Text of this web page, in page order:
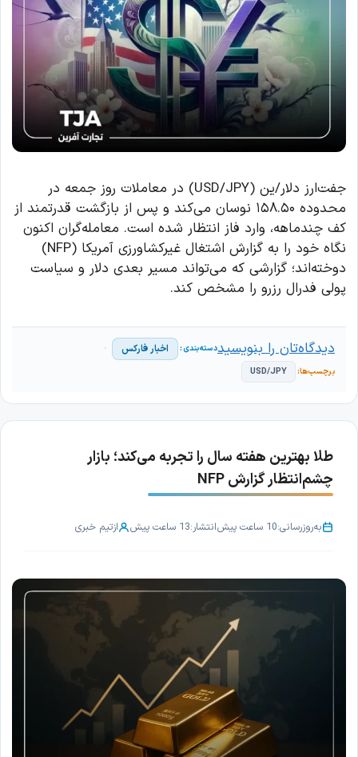
جفت‌ارز دلار/ین (USD/JPY) در معاملات روز جمعه در
محدوده ۱۵۸.۵۰ نوسان می‌کند و پس از بازگشت قدرتمند از
کف چندماهه، وارد فاز انتظار شده است. معامله‌گران اکنون
نگاه خود را به گزارش اشتغال غیرکشاورزی آمریکا (NFP)
دوخته‌اند؛ گزارشی که می‌تواند مسیر بعدی دلار و سیاست
پولی فدرال رزرو را مشخص کند.
اخبار فارکس
USD/JPY
دیدگاه‌تان را بنویسید
طلا بهترین هفته سال را تجربه می‌کند؛ بازار
چشم‌انتظار گزارش NFP
به‌روزرسانی:10 ساعت پیش انتشار:13 ساعت پیش ازتیم خبری